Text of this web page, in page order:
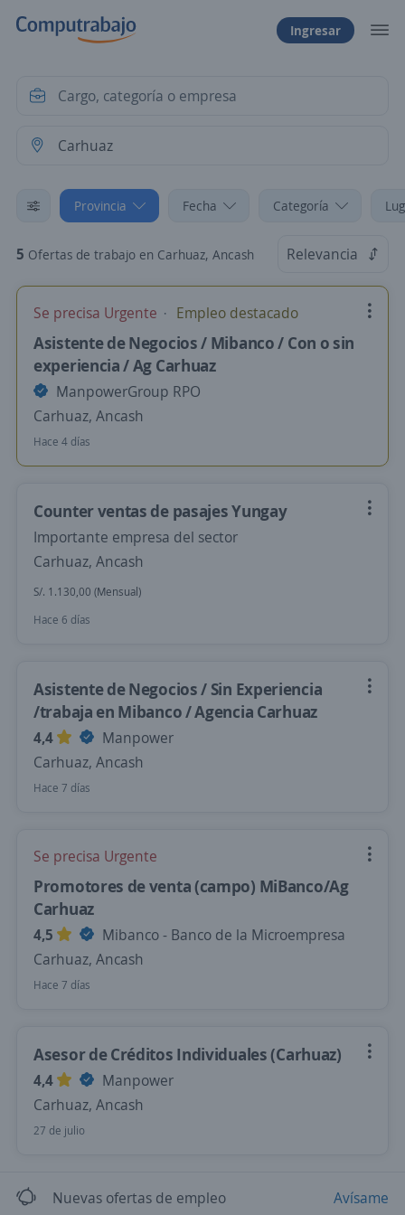
Ingresar
Provincia Fecha Categoría
5 Ofertas de trabajo en Carhuaz, Ancash Relevancia
Se precisa Urgente Empleo destacado
Asistente de Negocios / Mibanco / Con o sin
experiencia / Ag Carhuaz
ManpowerGroup RPO
Carhuaz, Ancash
Hace 4 días
Counter ventas de pasajes Yungay
Importante empresa del sector
Carhuaz, Ancash
S/. 1.130,00 (Mensual)
Hace 6 días
Asistente de Negocios / Sin Experiencia
/trabaja en Mibanco / Agencia Carhuaz
4,4
Manpower
Carhuaz, Ancash
Hace 7 días
Se precisa Urgente
Promotores de venta (campo) MiBanco/Ag
Carhuaz
4,5
Mibanco - Banco de la Microempresa
Carhuaz, Ancash
Hace 7 días
Asesor de Créditos Individuales (Carhuaz)
4,4
Manpower
Carhuaz, Ancash
27 de julio
Nuevas ofertas de empleo Avísame